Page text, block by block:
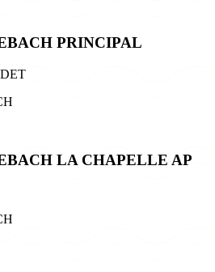
PRINCIPAL
LA CHAPELLE AP